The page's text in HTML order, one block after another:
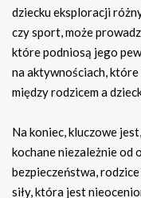
dziecku eksploracji
czy sport, może
które podniosą jego
na aktywnościach,
między rodzicem a
Na koniec, kluczowe
kochane niezależnie od
bezpieczeństwa,
siły, która jest